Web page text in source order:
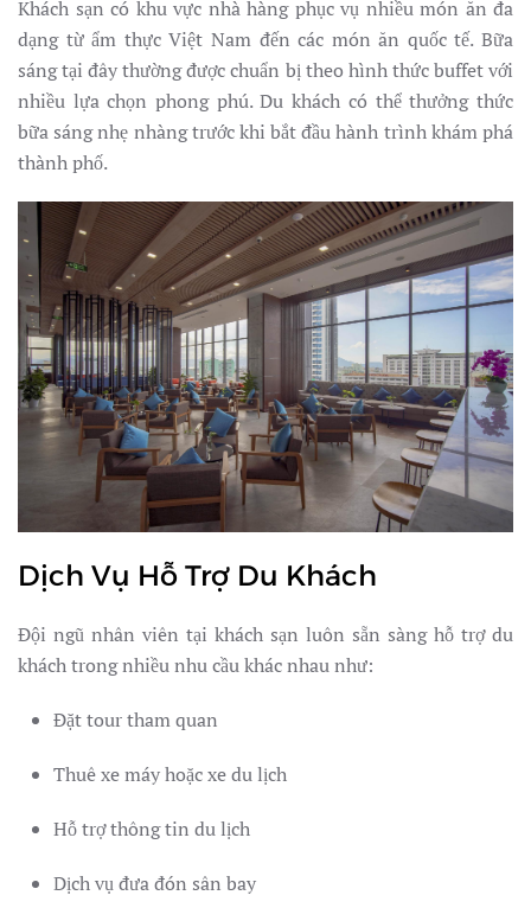
Khách sạn có khu vực nhà hàng phục vụ nhiều món ăn đa
dạng từ ẩm thực Việt Nam đến các món ăn quốc tế. Bữa
sáng tại đây thường được chuẩn bị theo hình thức buffet với
nhiều lựa chọn phong phú. Du khách có thể thưởng thức
bữa sáng nhẹ nhàng trước khi bắt đầu hành trình khám phá
thành phố.
Dịch Vụ Hỗ Trợ Du Khách
Đội ngũ nhân viên tại khách sạn luôn sẵn sàng hỗ trợ du
khách trong nhiều nhu cầu khác nhau như:
Đặt tour tham quan
Thuê xe máy hoặc xe du lịch
Hỗ trợ thông tin du lịch
Dịch vụ đưa đón sân bay